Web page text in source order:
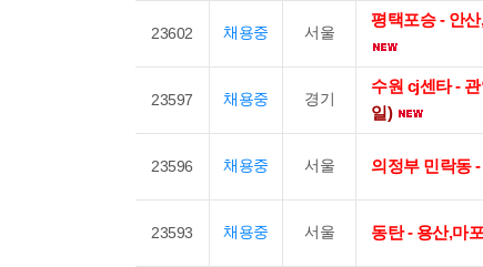
23602 채용중 서울
평택포승 - 안
23597 채용중 경기
수원 cj센타 -
일)
23596 채용중 서울 의정부 민락동
23593 채용중 서울 동탄 - 용산,마